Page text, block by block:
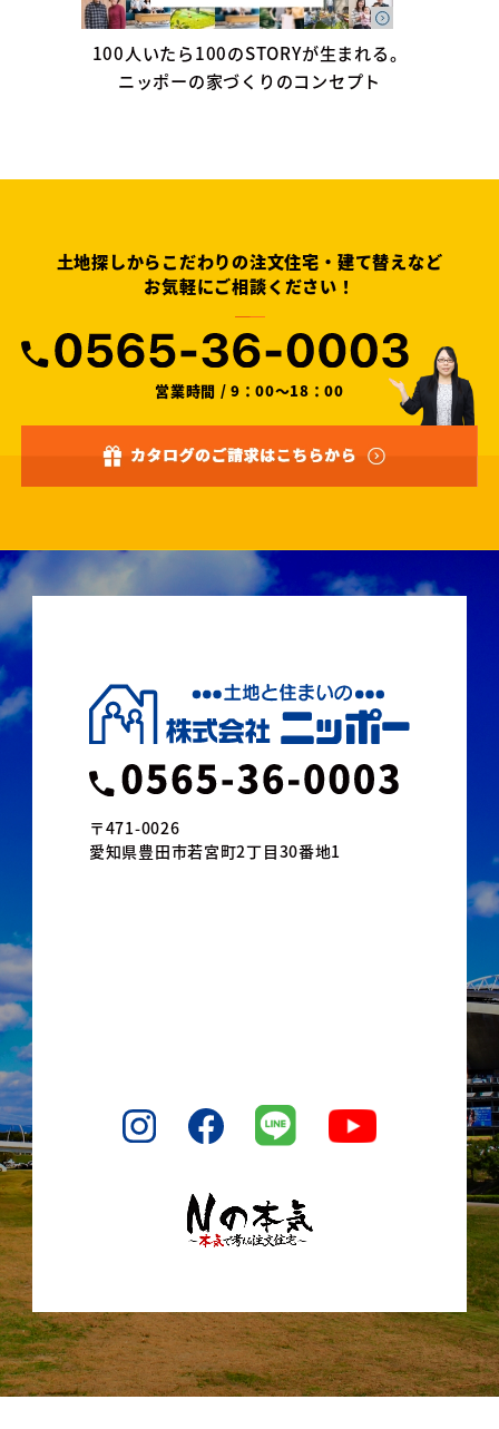
100人いたら100のSTORYが生まれる。
ニッポーの家づくりのコンセプト
土地探しからこだわりの注文住宅・建て替えなど
お気軽にご相談ください！
営業時間 / 9：00～18：00
〒471-0026
愛知県豊田市若宮町2丁目30番地1